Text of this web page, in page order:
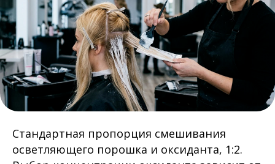
Стандартная пропорция смешивания
осветляющего порошка и оксиданта, 1:2.